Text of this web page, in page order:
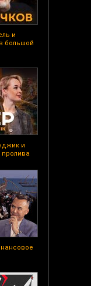
и
большой
и
пролива